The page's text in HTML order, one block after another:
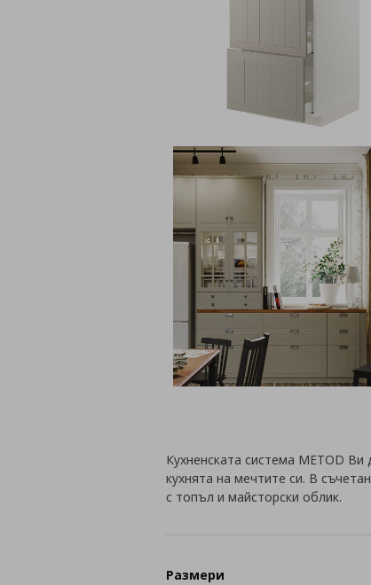
Кухненската система METOD
кухнята на мечтите си. В
с топъл и майсторски облик.
Размери